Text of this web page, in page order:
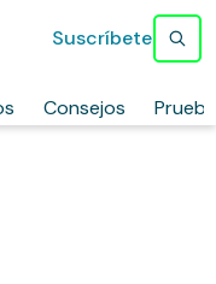
Consejos
Suscríbete